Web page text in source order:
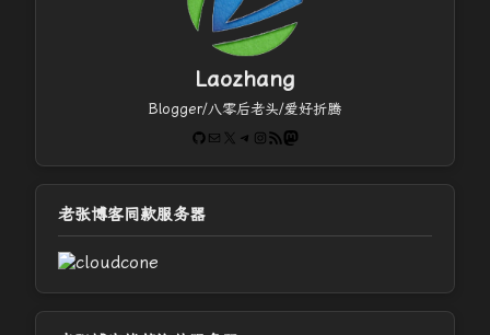
Laozhang
Blogger/八零后老头/爱好折腾
GitHub
电子邮件 X Telegram
Instagram
RSS FeedMastodon
老张博客同款服务器